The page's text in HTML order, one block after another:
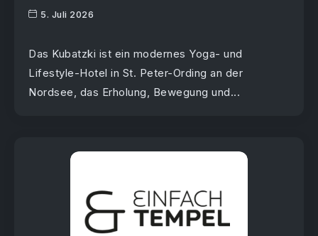
5. Juli 2026
Das Kubatzki ist ein modernes Yoga- und
Lifestyle-Hotel in St. Peter-Ording an der
Nordsee, das Erholung, Bewegung und...